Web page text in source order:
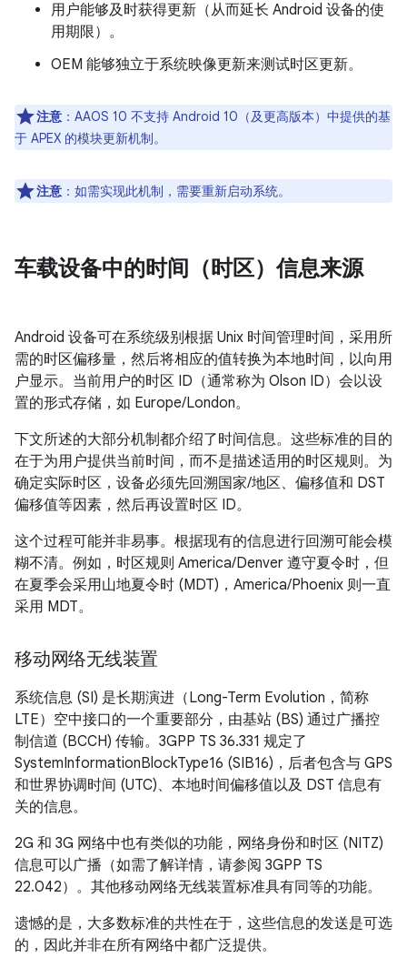
用户能够及时获得更新（从而延长 Android 设备的使
用期限）。
OEM 能够独立于系统映像更新来测试时区更新。
注意 ：AAOS 10 不支持 Android 10（及更高版本）中提供的基
于 APEX 的模块更新机制。
注意 ：如需实现此机制，需要重新启动系统。
车载设备中的时间（时区）信息来源
Android 设备可在系统级别根据 Unix 时间管理时间，采用所
需的时区偏移量，然后将相应的值转换为本地时间，以向用
户显示。当前用户的时区 ID（通常称为 Olson ID）会以设
置的形式存储，如 Europe/London。
下文所述的大部分机制都介绍了时间信息。这些标准的目的
在于为用户提供当前时间，而不是描述适用的时区规则。为
确定实际时区，设备必须先回溯国家/地区、偏移值和 DST
偏移值等因素，然后再设置时区 ID。
这个过程可能并非易事。根据现有的信息进行回溯可能会模
糊不清。例如，时区规则 America/Denver 遵守夏令时，但
在夏季会采用山地夏令时 (MDT)，America/Phoenix 则一直
采用 MDT。
移动网络无线装置
系统信息 (SI) 是长期演进（Long-Term Evolution，简称
LTE）空中接口的一个重要部分，由基站 (BS) 通过广播控
制信道 (BCCH) 传输。3GPP TS 36.331 规定了
SystemInformationBlockType16 (SIB16)，后者包含与 GPS
和世界协调时间 (UTC)、本地时间偏移值以及 DST 信息有
关的信息。
2G 和 3G 网络中也有类似的功能，网络身份和时区 (NITZ)
信息可以广播（如需了解详情，请参阅 3GPP TS
22.042）。其他移动网络无线装置标准具有同等的功能。
遗憾的是，大多数标准的共性在于，这些信息的发送是可选
的，因此并非在所有网络中都广泛提供。